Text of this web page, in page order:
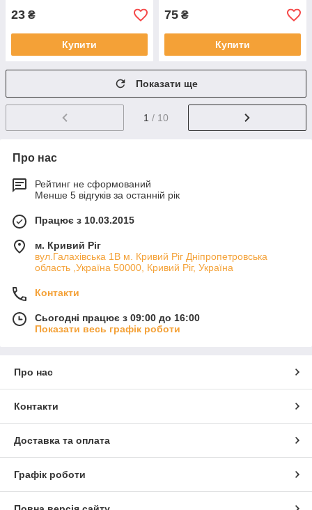
23 ₴
Купити
75 ₴
Купити
Показати ще
1 / 10
Про нас
Рейтинг не сформований
Менше 5 відгуків за останній рік
Працює з 10.03.2015
м. Кривий Ріг
вул.Галахівська 1В м. Кривий Ріг Дніпропетровська
область ,Україна 50000, Кривий Ріг, Україна
Контакти
Сьогодні працює з 09:00 до 16:00
Показати весь графік роботи
Про нас
Контакти
Доставка та оплата
Графік роботи